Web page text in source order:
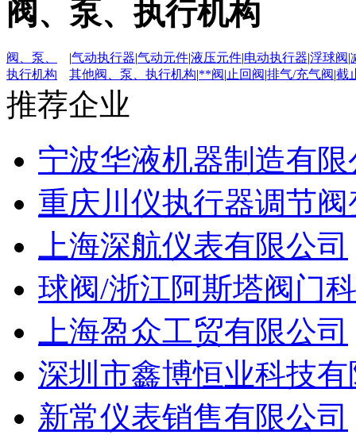
阀、泵、执行机构
阀、泵、
执行机构
|气动执行器|气动元件|液压元件|电动执行器|浮球阀|
其他阀、泵、执行机构|**阀| 止回阀|排气/充气阀|截
推荐企业
宁波华液机器制造有限
重庆川仪执行器调节
上海深航仪表有限公司
球阀/浙江阿斯塔阀门
上海盈众工贸有限公司
深圳市鑫博恒业科技
新常仪表销售有限公司